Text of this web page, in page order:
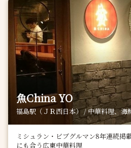
魚China YO
福島駅（ＪＲ西日本） / 中華料理、海
ミシュラン・ビブグルマン8年連続掲
にも合う広東中華料理